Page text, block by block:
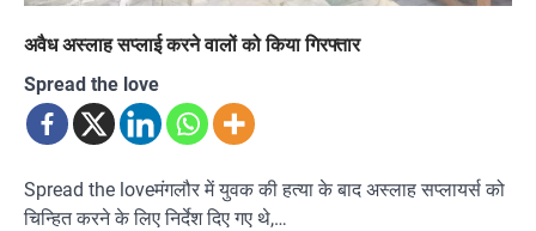
अवैध अस्लाह सप्लाई करने वालों को किया गिरफ्तार
Spread the love
Spread the loveमंगलौर में युवक की हत्या के बाद अस्लाह सप्लायर्स को
चिन्हित करने के लिए निर्देश दिए गए थे,…